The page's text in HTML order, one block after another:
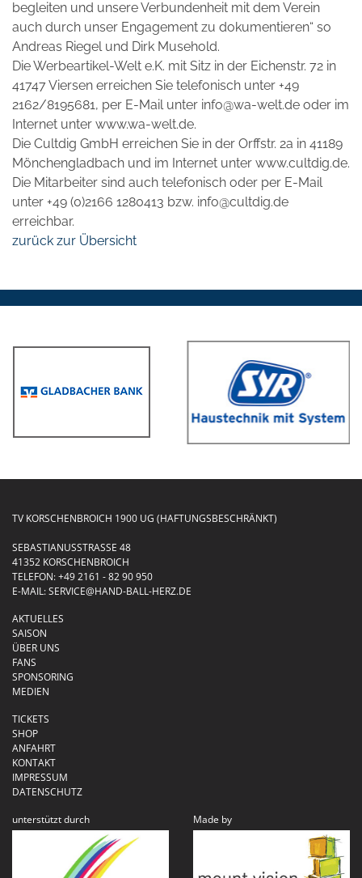
begleiten und unsere Verbundenheit mit dem Verein
auch durch unser Engagement zu dokumentieren“ so
Andreas Riegel und Dirk Musehold.
Die Werbeartikel-Welt e.K. mit Sitz in der Eichenstr. 72 in
41747 Viersen erreichen Sie telefonisch unter +49
2162/8195681, per E-Mail unter info@wa-welt.de oder im
Internet unter www.wa-welt.de.
Die Cultdig GmbH erreichen Sie in der Orffstr. 2a in 41189
Mönchengladbach und im Internet unter www.cultdig.de.
Die Mitarbeiter sind auch telefonisch oder per E-Mail
unter +49 (0)2166 1280413 bzw. info@cultdig.de
erreichbar.
zurück zur Übersicht
TV KORSCHENBROICH 1900 UG (HAFTUNGSBESCHRÄNKT)
SEBASTIANUSSTRASSE 48
41352 KORSCHENBROICH
TELEFON:+49 2161 - 82 90 950
E-MAIL:SERVICE@HAND-BALL-HERZ.DE
AKTUELLES
SAISON
ÜBER UNS
FANS
SPONSORING
MEDIEN
TICKETS
SHOP
ANFAHRT
KONTAKT
IMPRESSUM
DATENSCHUTZ
unterstützt durch
Made by